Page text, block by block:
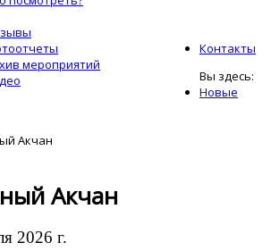
мероприятий
Контакты
Вы здесь:
Новые
Акчан
Акчан
2026 г.